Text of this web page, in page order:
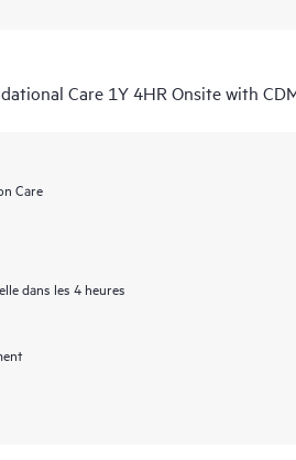
Care 1Y 4HR Onsite with
Care
dans les 4 heures